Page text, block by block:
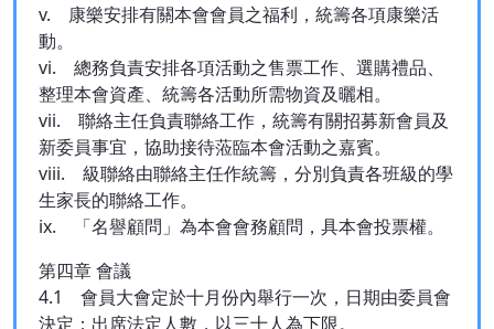
v. 康樂安排有關本會會員之福利，統籌各項康樂活
動。
vi. 總務負責安排各項活動之售票工作、選購禮品、
整理本會資產、統籌各活動所需物資及曬相。
vii. 聯絡主任負責聯絡工作，統籌有關招募新會員及
新委員事宜，協助接待蒞臨本會活動之嘉賓。
viii. 級聯絡由聯絡主任作統籌，分別負責各班級的學
生家長的聯絡工作。
ix. 「名譽顧問」為本會會務顧問，具本會投票權。
第四章 會議
4.1 會員大會定於十月份內舉行一次，日期由委員會
決定；出席法定人數，以三十人為下限。